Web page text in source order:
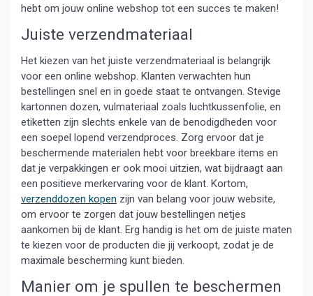
hebt om jouw online webshop tot een succes te maken!
Juiste verzendmateriaal
Het kiezen van het juiste verzendmateriaal is belangrijk
voor een online webshop. Klanten verwachten hun
bestellingen snel en in goede staat te ontvangen. Stevige
kartonnen dozen, vulmateriaal zoals luchtkussenfolie, en
etiketten zijn slechts enkele van de benodigdheden voor
een soepel lopend verzendproces. Zorg ervoor dat je
beschermende materialen hebt voor breekbare items en
dat je verpakkingen er ook mooi uitzien, wat bijdraagt aan
een positieve merkervaring voor de klant. Kortom,
verzenddozen kopen zijn van belang voor jouw website,
om ervoor te zorgen dat jouw bestellingen netjes
aankomen bij de klant. Erg handig is het om de juiste maten
te kiezen voor de producten die jij verkoopt, zodat je de
maximale bescherming kunt bieden.
Manier om je spullen te beschermen